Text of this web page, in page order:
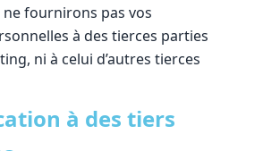
fournirons pas vos
à des tierces parties
ni à celui d’autres tierces
à des tiers